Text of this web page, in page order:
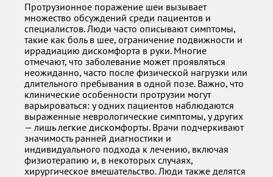
Протрузионное поражение шеи вызывает
множество обсуждений среди пациентов и
специалистов. Люди часто описывают симптомы,
такие как боль в шее, ограничение подвижности и
иррадиацию дискомфорта в руки. Многие
отмечают, что заболевание может проявляться
неожиданно, часто после физической нагрузки или
длительного пребывания в одной позе. Важно, что
клинические особенности протрузии могут
варьироваться: у одних пациентов наблюдаются
выраженные неврологические симптомы, у других
— лишь легкие дискомфорты. Врачи подчеркивают
значимость ранней диагностики и
индивидуального подхода к лечению, включая
физиотерапию и, в некоторых случаях,
хирургическое вмешательство. Люди также делятся